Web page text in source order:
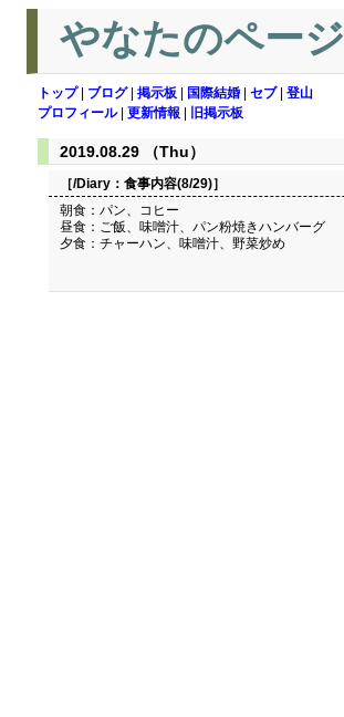
やなたのページ
トップ| ブログ| 掲示板 国際結婚 セブ| 登山
プロフィール| 更新情報 旧掲示板
2019.08.29 （Thu）
［/Diary： 食事内容(8/29)］
朝食：パン、コヒー
昼食：ご飯、味噌汁、パン粉焼きハンバーグ
夕食：チャーハン、味噌汁、野菜炒め